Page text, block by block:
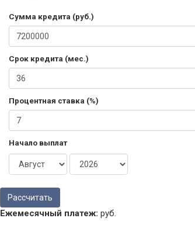
Сумма кредита (руб.)
Срок кредита (мес.)
Процентная ставка (%)
Начало выплат
Ежемесячный платеж: руб.